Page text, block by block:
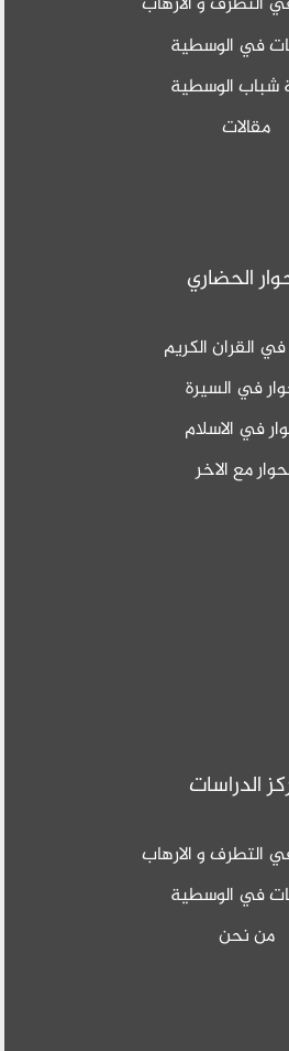
في الوسطية
شباب الوسطية
مقالات
الحضاري
في القران الكريم
في السيرة
في الاسلام
مع الاخر
الدراسات
التطرف و الارهاب
في الوسطية
من نحن